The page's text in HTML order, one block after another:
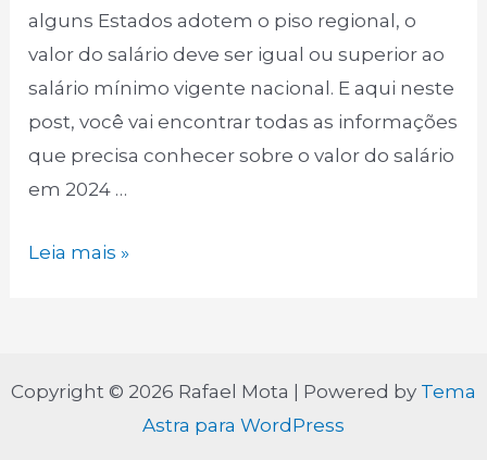
alguns Estados adotem o piso regional, o
valor do salário deve ser igual ou superior ao
salário mínimo vigente nacional. E aqui neste
post, você vai encontrar todas as informações
que precisa conhecer sobre o valor do salário
em 2024 …
Qual
salário
Leia mais »
Copyright © 2026 Rafael Mota | Powered by Tema
Astra para WordPress